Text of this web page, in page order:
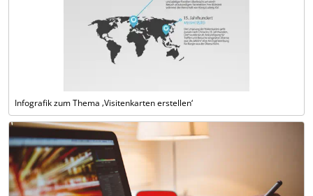
Infografik zum Thema ‚Visitenkarten erstellen‘